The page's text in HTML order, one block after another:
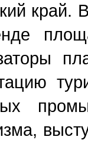
край.